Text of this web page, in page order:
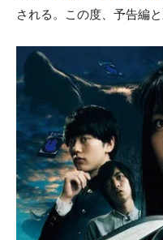
される。この度、予告編